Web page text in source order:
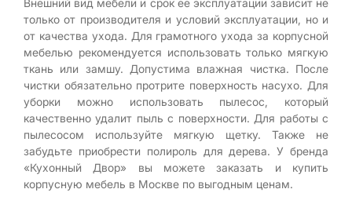
только от производителя и условий эксплуатации, но и
от качества ухода. Для грамотного ухода за корпусной
мебелью рекомендуется использовать только мягкую
ткань или замшу. Допустима влажная чистка. После
чистки обязательно протрите поверхность насухо. Для
уборки можно использовать пылесос, который
качественно удалит пыль с поверхности. Для работы с
пылесосом используйте мягкую щетку. Также не
забудьте приобрести полироль для дерева. У бренда
«Кухонный Двор» вы можете заказать и купить
корпусную мебель в Москве по выгодным ценам.